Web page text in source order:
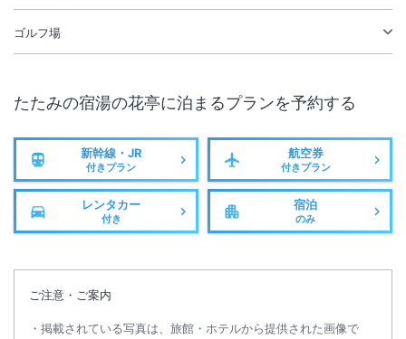
ゴルフ場
たたみの宿湯の花亭に泊まるプランを予約する
新幹線・JR
付きプラン
航空券
付きプラン
レンタカー
付き
宿泊
のみ
ご注意・ご案内
掲載されている写真は、旅館・ホテルから提供された画像で